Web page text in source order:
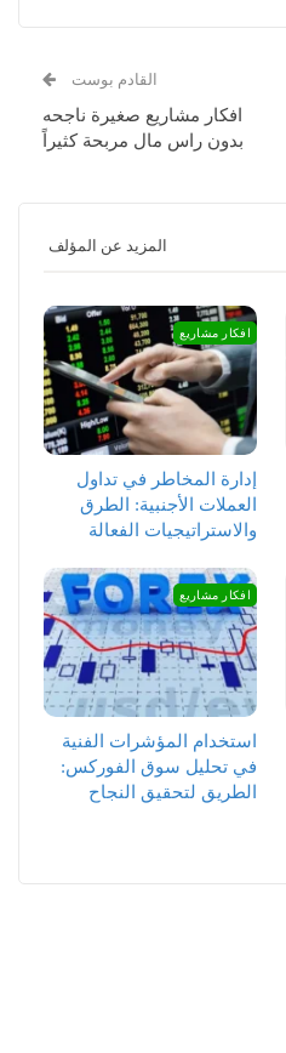
القادم بوست
افكار مشاريع صغيرة ناجحه
بدون راس مال مربحة كثيراً
المزيد عن المؤلف
افكار مشاريع
إدارة المخاطر في تداول
العملات الأجنبية: الطرق
والاستراتيجيات الفعالة
افكار مشاريع
استخدام المؤشرات الفنية
في تحليل سوق الفوركس:
الطريق لتحقيق النجاح